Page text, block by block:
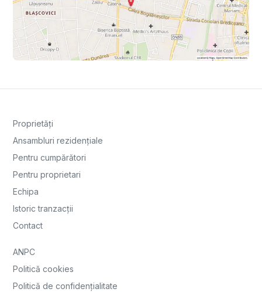
Proprietăți
Ansambluri rezidențiale
Pentru cumpărători
Pentru proprietari
Echipa
Istoric tranzacții
Contact
ANPC
Politică cookies
Politică de confidențialitate